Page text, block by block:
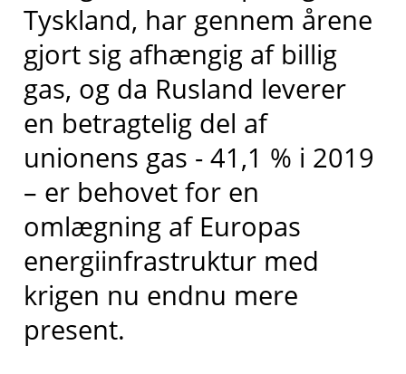
Tyskland, har gennem årene
gjort sig afhængig af billig
gas, og da Rusland leverer
en betragtelig del af
unionens gas - 41,1 % i 2019
– er behovet for en
omlægning af Europas
energiinfrastruktur med
krigen nu endnu mere
present.